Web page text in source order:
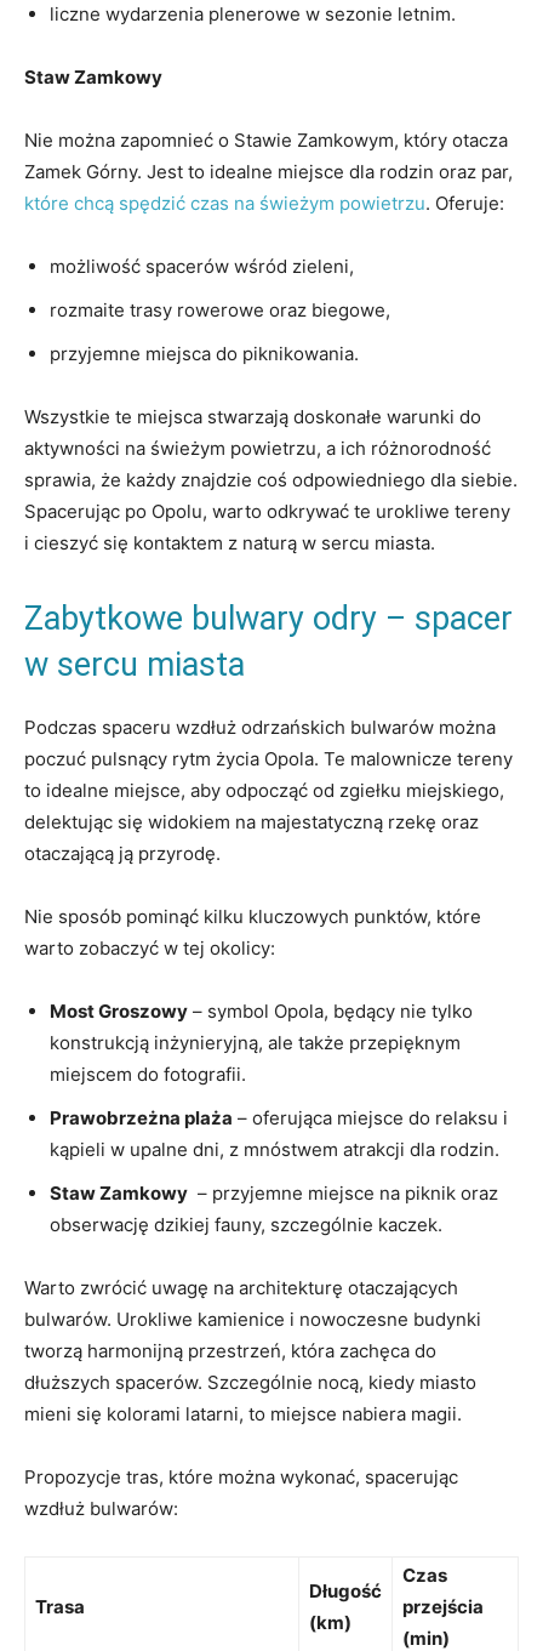
liczne wydarzenia‍ plenerowe w sezonie letnim.
Staw Zamkowy
Nie można zapomnieć o Stawie Zamkowym, który otacza
⁤Zamek Górny. Jest to ⁣idealne miejsce dla rodzin oraz par,
które chcą spędzić czas na świeżym powietrzu. Oferuje:
możliwość spacerów wśród zieleni,
rozmaite trasy rowerowe ⁣oraz biegowe,
przyjemne miejsca do piknikowania.
Wszystkie te miejsca stwarzają doskonałe⁣ warunki do
aktywności na świeżym powietrzu,⁣ a ⁣ich różnorodność
⁣sprawia, że każdy znajdzie ‌coś odpowiedniego dla ‍siebie.
Spacerując po Opolu, warto ⁢odkrywać te urokliwe ⁢tereny
i cieszyć się kontaktem z naturą w sercu miasta.
Zabytkowe⁤ bulwary odry – spacer
w sercu miasta
Podczas​ spaceru wzdłuż odrzańskich⁤ bulwarów można
poczuć pulsnący rytm ‌życia Opola. Te malownicze tereny⁣
to idealne miejsce, ⁤aby odpocząć ‍od zgiełku ‌miejskiego,
delektując się widokiem ⁢na majestatyczną rzekę oraz‍
otaczającą ją przyrodę.
Nie sposób pominąć ​kilku kluczowych punktów, które
warto zobaczyć‌ w tej okolicy:
Most Groszowy – symbol Opola, będący nie ‍tylko
konstrukcją inżynieryjną, ale także przepięknym
miejscem do ⁣fotografii.
Prawobrzeżna plaża – oferująca miejsce do relaksu i
kąpieli w upalne dni, z ⁤mnóstwem atrakcji dla rodzin.
Staw ‍Zamkowy ​ – przyjemne⁤ miejsce na piknik oraz
obserwację⁢ dzikiej fauny, szczególnie kaczek.
Warto zwrócić ⁢uwagę na architekturę otaczających
bulwarów. Urokliwe kamienice‌ i nowoczesne budynki
⁣tworzą harmonijną przestrzeń, która zachęca do
⁤dłuższych spacerów. Szczególnie nocą, kiedy miasto‍
mieni się kolorami latarni, to miejsce nabiera ‌magii.
Propozycje⁤ tras, które można ⁣wykonać, spacerując
wzdłuż bulwarów:
Trasa
Długość
(km)
Czas
przejścia
(min)